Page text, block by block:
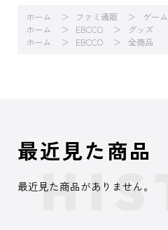
ホーム ファミ通販 ゲーム
ホーム
EBCCO
グッズ
ホーム
EBCCO 全商品
最近見た商品
最近見た商品がありません。